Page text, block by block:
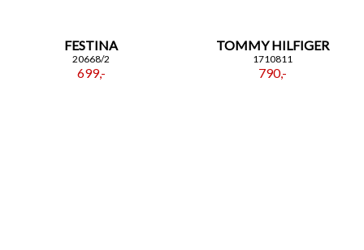
FESTINA
20668/2
699,-
TOMMY HILFIGER
1710811
790,-